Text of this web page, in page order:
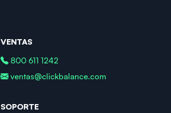
VENTAS
800 611 1242
ventas@clickbalance.com
SOPORTE